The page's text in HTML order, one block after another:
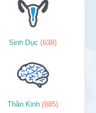
Sinh Dục (638)
Thần Kinh (885)